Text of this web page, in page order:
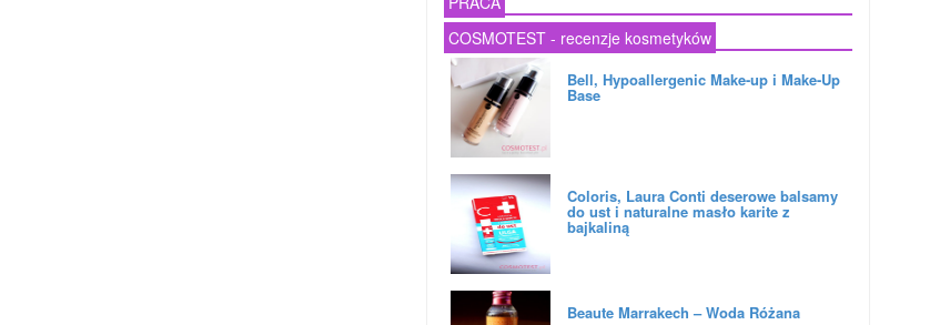
COSMOTEST - recenzje kosmetyków
Bell, Hypoallergenic Make-up i Make-Up
Base
Coloris, Laura Conti deserowe balsamy
do ust i naturalne masło karite z
bajkaliną
Beaute Marrakech – Woda Różana